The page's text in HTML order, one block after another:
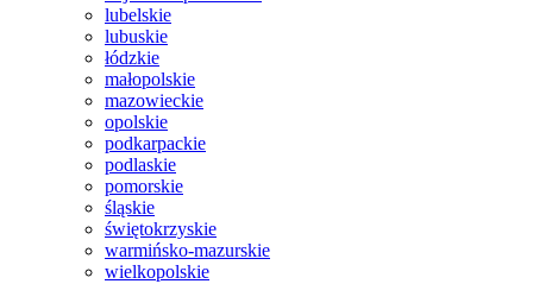
lubelskie
lubuskie
łódzkie
małopolskie
mazowieckie
opolskie
podkarpackie
podlaskie
pomorskie
śląskie
świętokrzyskie
warmińsko-mazurskie
wielkopolskie